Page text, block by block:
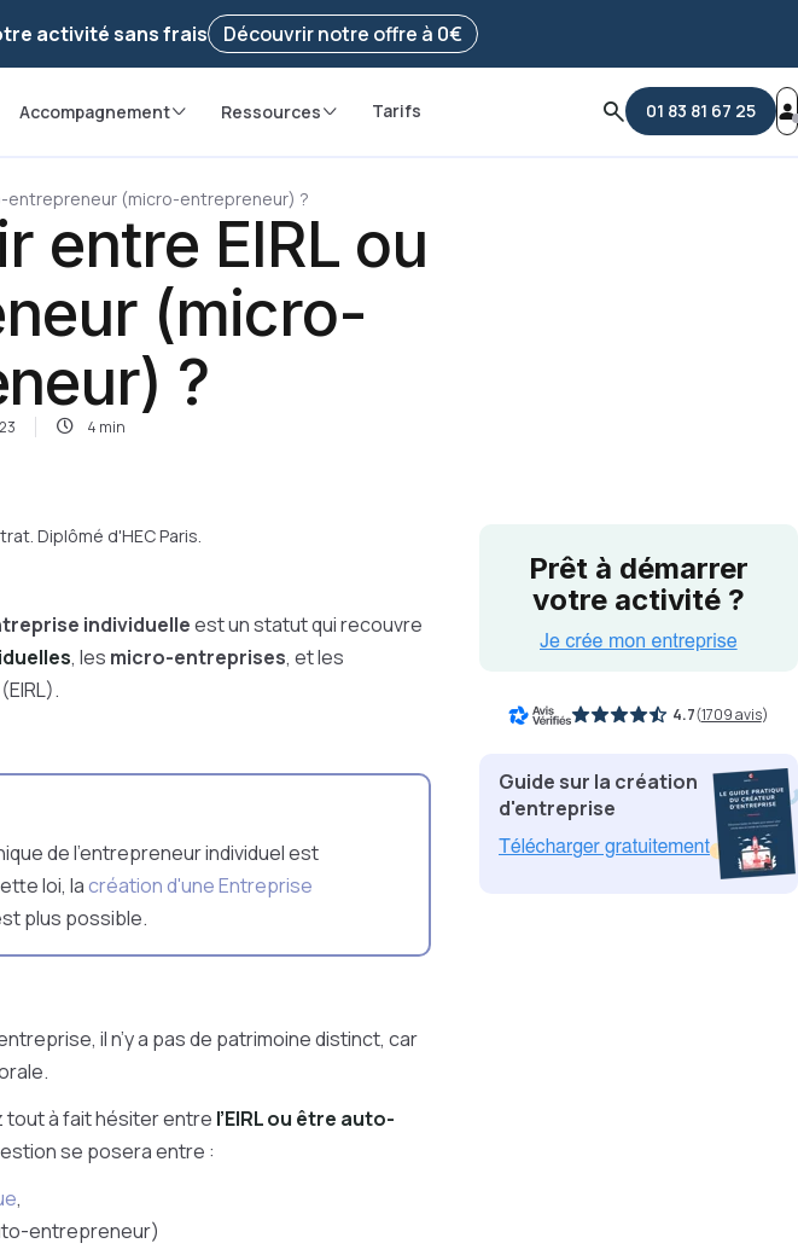
🚀 Reprendre ma démarche
activité sans frais Découvrir notre offre à 0€
Accompagnement Ressources Tarifs 01 83 81 67 25
entrepreneur (micro-entrepreneur) ?
entre EIRL ou
(micro-
?
4 min
Diplômé d'HEC Paris.
individuelleest un statut qui recouvre
, les micro-entreprises, et les
de l'entrepreneur individuel est
loi, lacréation d'une Entreprise
plus possible.
il n’y a pas de patrimoine distinct, car
tout à fait hésiter entre l’EIRL ou être auto-
se posera entre :
,
entrepreneur)
4.7(1709 avis)
Prêt à démarrer
votre activité ?
Guide sur la création
d'entreprise